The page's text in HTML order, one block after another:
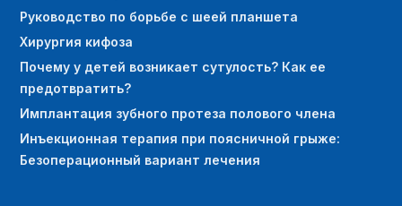
Руководство по борьбе с шеей планшета
Хирургия кифоза
Почему у детей возникает сутулость? Как ее
предотвратить?
Имплантация зубного протеза полового члена
Инъекционная терапия при поясничной грыже:
Безоперационный вариант лечения